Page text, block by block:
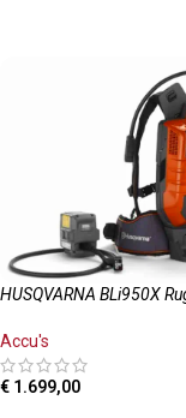
HUSQVARNA BLi950X
Accu's
€ 1.699,00